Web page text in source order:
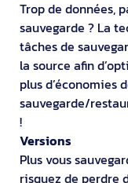
Trop de données,
sauvegarde ? La
tâches de
la source afin
plus d’économies
sauvegarde/
!
Versions
Plus vous
risquez de perdre